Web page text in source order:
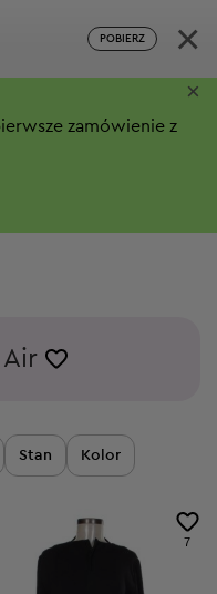
POBIERZ ×
zamówienie z
×
Stan Kolor
7